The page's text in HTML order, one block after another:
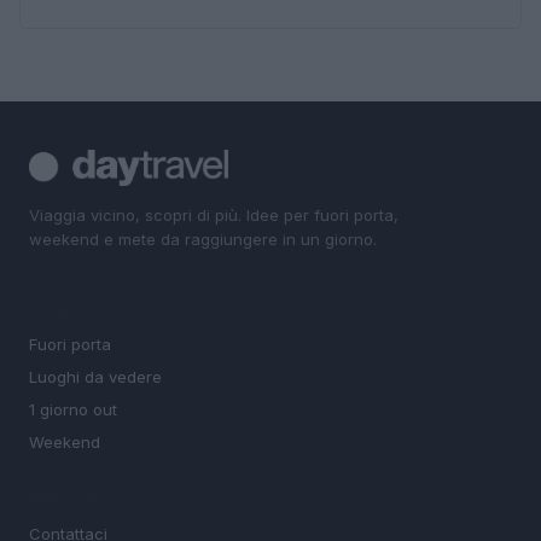
Viaggia vicino, scopri di più. Idee per fuori porta,
weekend e mete da raggiungere in un giorno.
Fuori porta
Luoghi da vedere
1 giorno out
Weekend
Contattaci